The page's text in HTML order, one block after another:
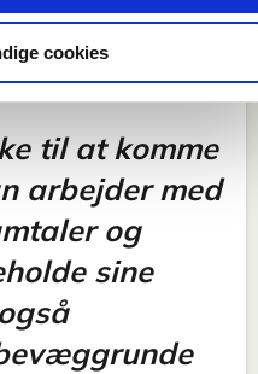
cookies
til at komme
arbejder med
og
sine